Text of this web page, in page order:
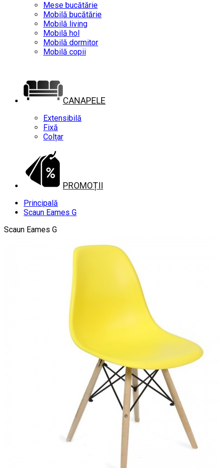
Mese bucătărie
Mobilă bucătărie
Mobilă living
Mobilă hol
Mobilă dormitor
Mobilă copii
CANAPELE
Extensibilă
Fixă
Colțar
PROMOȚII
Principală
Scaun Eames G
Scaun Eames G